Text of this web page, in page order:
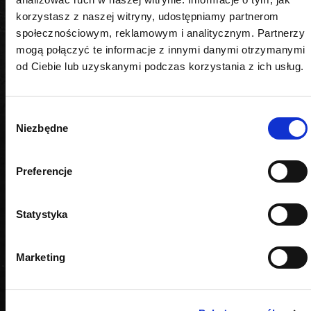
korzystasz z naszej witryny, udostępniamy partnerom
społecznościowym, reklamowym i analitycznym. Partnerzy
mogą połączyć te informacje z innymi danymi otrzymanymi
od Ciebie lub uzyskanymi podczas korzystania z ich usług.
zgody
Niezbędne
Preferencje
Statystyka
Marketing
PODOBNE PRODUKTY